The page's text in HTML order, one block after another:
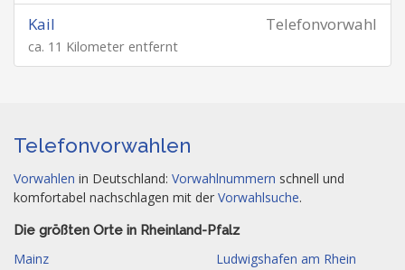
Telefonvorwahl
Kail
ca. 11 Kilometer entfernt
Telefonvorwahlen
Vorwahlen in Deutschland: Vorwahlnummern schnell und
komfortabel nachschlagen mit der Vorwahlsuche.
Die größten Orte in Rheinland-Pfalz
Mainz
Ludwigshafen am Rhein